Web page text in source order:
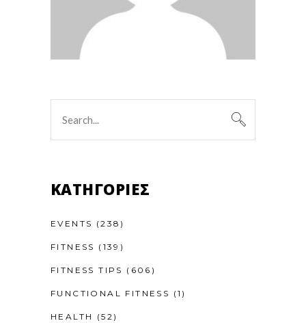
KΑΤΗΓΟΡΊΕΣ
EVENTS (238)
FITNESS (139)
FITNESS TIPS (606)
FUNCTIONAL FITNESS (1)
HEALTH (52)